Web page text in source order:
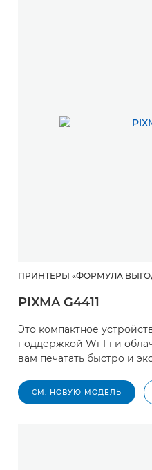
ПРИНТЕРЫ «ФОРМУЛА
PIXMA G4411
Это компактное
поддержкой Wi-Fi и
вам печатать быстро и
СМ. НОВУЮ МОДЕЛЬ